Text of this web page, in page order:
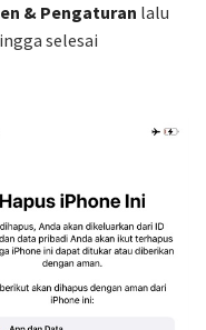
& Pengaturan lalu
selesai